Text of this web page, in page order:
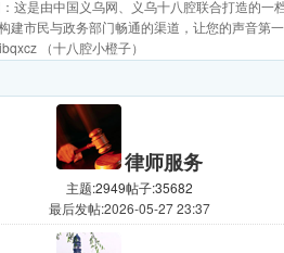
：这是由中国义乌网、义乌十八腔联合打造的
建市民与政务部门畅通的渠道，让您的声音第一
（十八腔小橙子）
律师服务
主题:2949帖子:35682
最后发帖:2026-05-27 23:37